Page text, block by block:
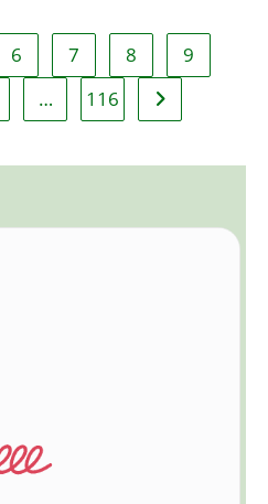
6 7 8
9
… 116 Aller à la page